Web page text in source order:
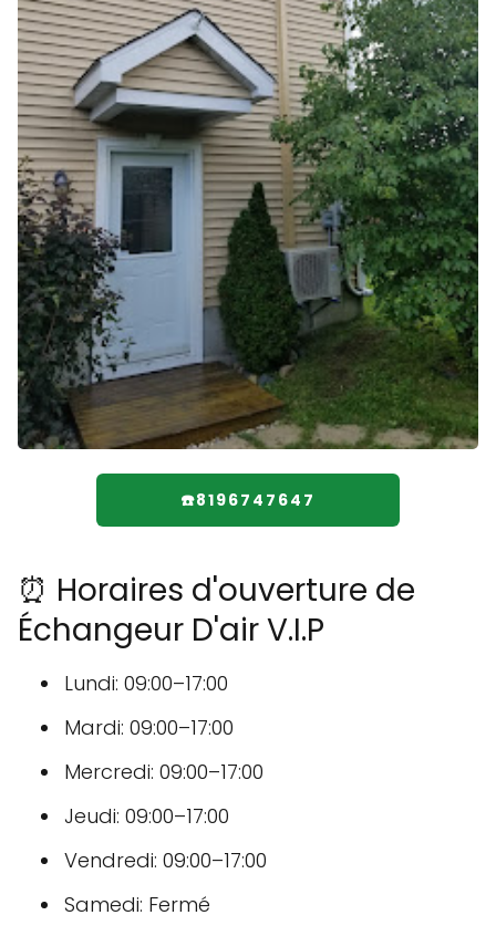
☎️8196747647
⏰ Horaires d'ouverture de
Échangeur D'air V.I.P
Lundi: 09:00–17:00
Mardi: 09:00–17:00
Mercredi: 09:00–17:00
Jeudi: 09:00–17:00
Vendredi: 09:00–17:00
Samedi: Fermé